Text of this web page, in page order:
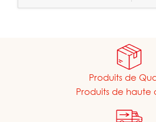
Produits de
Produits de haute